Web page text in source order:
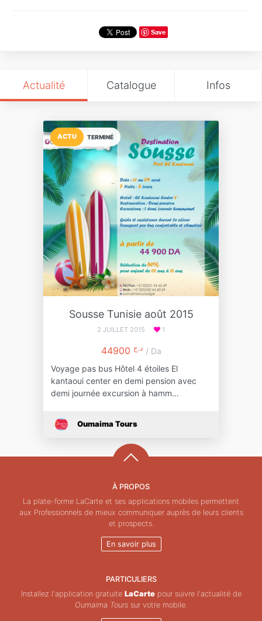
Save
Actualité Catalogue Infos
TERMINÉ
ACTU
Sousse Tunisie août 2015
2 JUILLET 2015 1
44900 د.ج / Da
Voyage pas bus Hôtel 4 étoiles El
kantaoui center en demi pension avec
demi journée excursion à hamm…
Oumaima Tours
À PROPOS
La plate-forme LaCarte et ses applications mobiles permettent
aux Professionnels de mieux communiquer auprès de leurs clients
et prospects.
En savoir plus
PARTICULIERS
Installez l'application gratuite LaCartepour suivre l'actualité de
Oumaima Tours sur votre mobile.